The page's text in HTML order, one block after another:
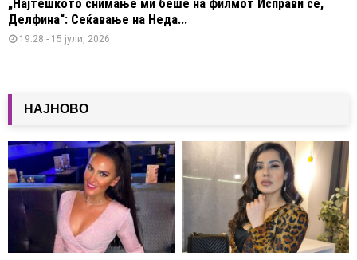
„Најтешкото снимање ми беше на филмот Исправи се,
Делфина“: Сеќавање на Неда...
19:28 - 15 јули, 2026
НАЈНОВО